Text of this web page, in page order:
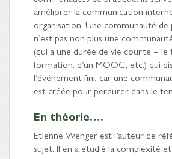
améliorer la communication
organisation. Une communauté de
n’est pas non plus une
(qui a une durée de vie courte = le
formation, d’un MOOC, etc.) qui
l’événement fini, car une
est créée pour perdurer dans le
En théorie….
Etienne Wenger est l’auteur de
sujet. Il en a étudié la complexité